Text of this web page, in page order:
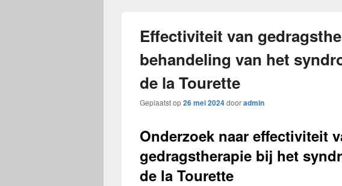
Effectiviteit van
behandeling van het
de la Tourette
Geplaatst op26 mei 2024dooradmin
Onderzoek naar effectiviteit
gedragstherapie bij het
de la Tourette